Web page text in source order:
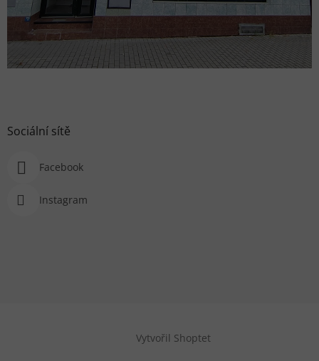
Sociální sítě
Facebook
Instagram
Vytvořil Shoptet